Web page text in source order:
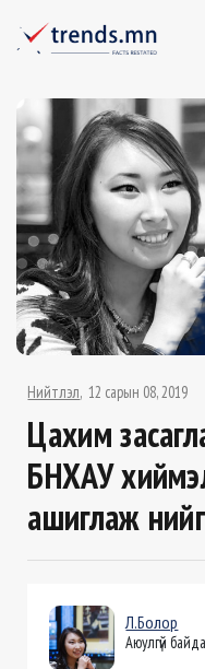
Нийтлэл 12 сарын 08, 2019
Цахим
БНХАУ
ашиглаж
Л.Болор
Аюулгүй